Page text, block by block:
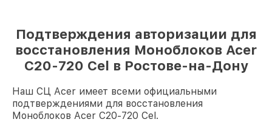
Подтверждения авторизации для
восстановления Моноблоков Acer
C20-720 Cel в Ростове-на-Дону
Наш СЦ Acer имеет всеми официальными
подтверждениями для восстановления
Моноблоков Acer C20-720 Cel.